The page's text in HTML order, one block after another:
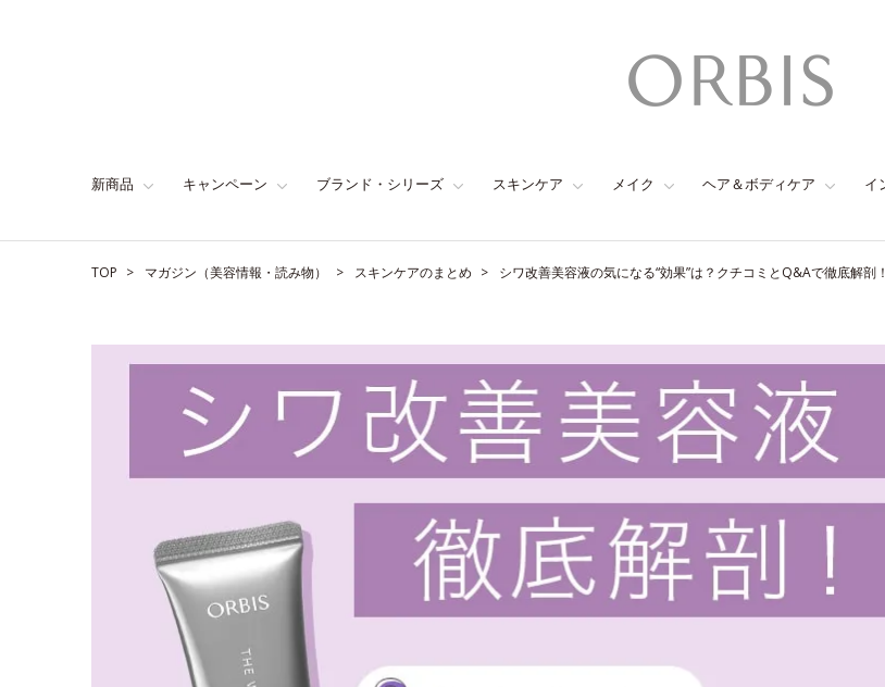
新商品 キャンペーン ブランド・シリーズ スキンケア メイク ヘア＆ボディケア イ
TOP マガジン（美容情報・読み物） スキンケアのまとめ シワ改善美容液の気になる“効果”は？クチコミとQ&Aで徹底解剖！